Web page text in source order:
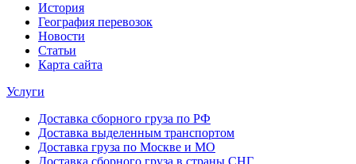
История
География перевозок
Новости
Статьи
Карта сайта
Услуги
Доставка сборного груза по РФ
Доставка выделенным транспортом
Доставка груза по Москве и МО
Доставка сборного груза в страны СНГ